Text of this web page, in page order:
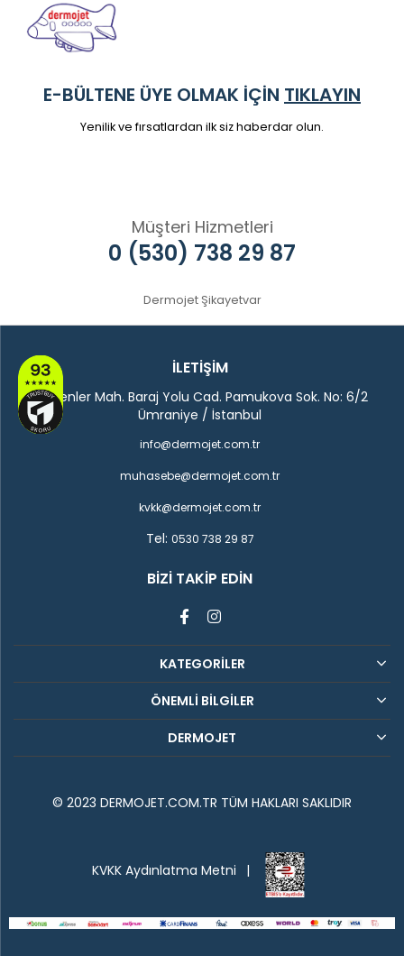
E-BÜLTENE ÜYE OLMAK İÇİN TIKLAYIN
Yenilik ve fırsatlardan ilk siz haberdar olun.
Müşteri Hizmetleri
0 (530) 738 29 87
Dermojet Şikayetvar
İLETİŞİM
Madenler Mah. Baraj Yolu Cad. Pamukova Sok. No: 6/2
Ümraniye / İstanbul
info@dermojet.com.tr
muhasebe@dermojet.com.tr
kvkk@dermojet.com.tr
Tel: 0530 738 29 87
BIZI TAKIP EDIN
KATEGORİLER
ÖNEMLİ BİLGİLER
DERMOJET
© 2023 DERMOJET.COM.TR TÜM HAKLARI SAKLIDIR
KVKK Aydınlatma Metni